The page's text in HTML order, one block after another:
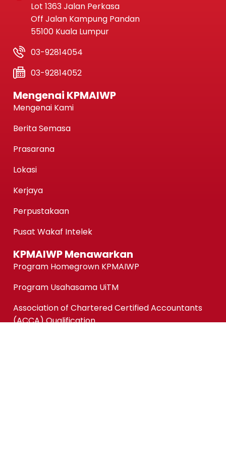
Lot 1363 Jalan Perkasa
Off Jalan Kampung Pandan
55100 Kuala Lumpur
03-92814054
03-92814052
Mengenai KPMAIWP
Mengenai Kami
Berita Semasa
Prasarana
Lokasi
Kerjaya
Perpustakaan
Pusat Wakaf Intelek
KPMAIWP Menawarkan
Program Homegrown KPMAIWP
Program Usahasama UiTM
Association of Chartered Certified Accountants
(ACCA) Qualification